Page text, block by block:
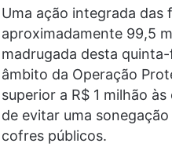
Uma ação integrada das
aproximadamente 99,5
madrugada desta
âmbito da Operação
superior a R$ 1 milhão
de evitar uma
cofres públicos.